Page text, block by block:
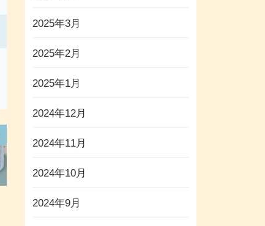
2025年3月
2025年2月
2025年1月
2024年12月
2024年11月
2024年10月
2024年9月